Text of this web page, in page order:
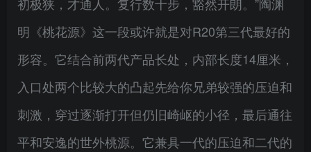
明《桃花源》这一段或许就是对R20第三代最好的
形容。它结合前两代产品长处，内部长度14厘米，
入口处两个比较大的凸起先给你兄弟较强的压迫和
刺激，穿过逐渐打开但仍旧崎岖的小径，最后通往
平和安逸的世外桃源。它兼具一代的压迫和二代的